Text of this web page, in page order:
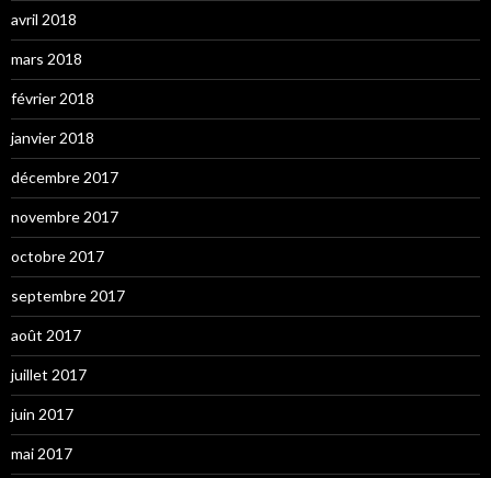
avril 2018
mars 2018
février 2018
janvier 2018
décembre 2017
novembre 2017
octobre 2017
septembre 2017
août 2017
juillet 2017
juin 2017
mai 2017